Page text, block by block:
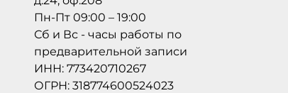
Пн-Пт 09:00 – 19:00
Сб и Вс - часы работы по
предварительной записи
ИНН: 773420710267
ОГРН: 318774600524023